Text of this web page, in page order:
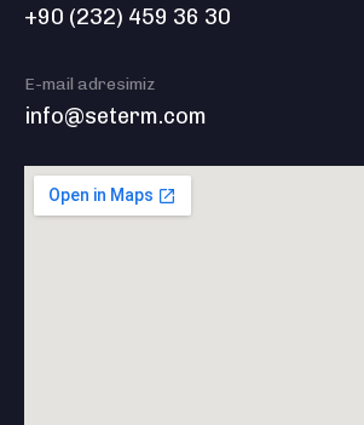
+90 (232) 459 36 30
E-mail adresimiz
info@seterm.com